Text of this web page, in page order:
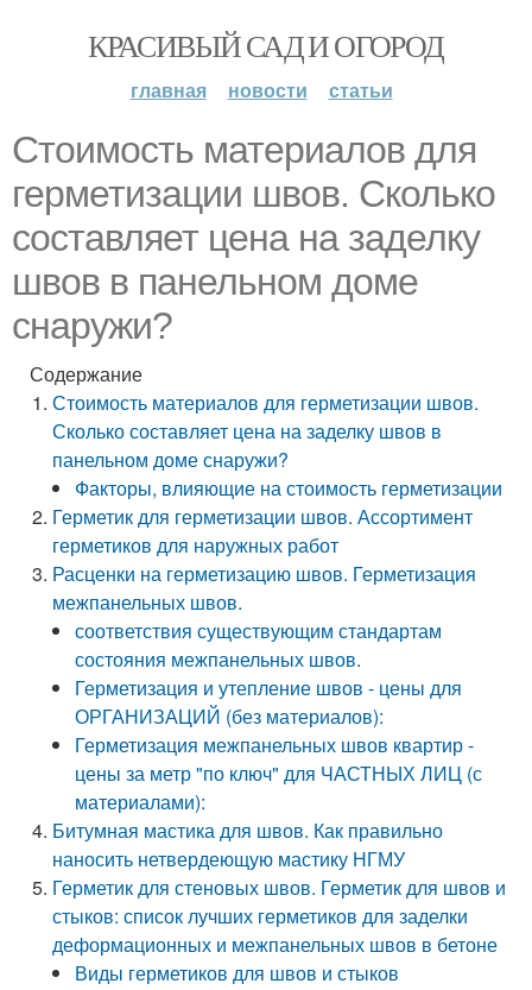
КРАСИВЫЙ САД И ОГОРОД
главная новости статьи
Стоимость материалов для
герметизации швов. Сколько
составляет цена на заделку
швов в панельном доме
снаружи?
Содержание
Стоимость материалов для герметизации швов.
Сколько составляет цена на заделку швов в
панельном доме снаружи?
Факторы, влияющие на стоимость герметизации
Герметик для герметизации швов. Ассортимент
герметиков для наружных работ
Расценки на герметизацию швов. Герметизация
межпанельных швов.
соответствия существующим стандартам
состояния межпанельных швов.
Герметизация и утепление швов - цены для
ОРГАНИЗАЦИЙ (без материалов):
Герметизация межпанельных швов квартир -
цены за метр "по ключ" для ЧАСТНЫХ ЛИЦ (с
материалами):
Битумная мастика для швов. Как правильно
наносить нетвердеющую мастику НГМУ
Герметик для стеновых швов. Герметик для швов и
стыков: список лучших герметиков для заделки
деформационных и межпанельных швов в бетоне
Виды герметиков для швов и стыков